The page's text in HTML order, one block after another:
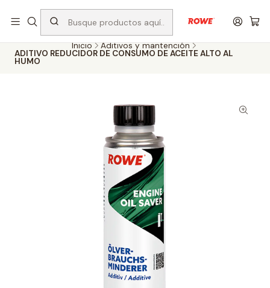
Despacho rápido a todo Chile
Inicio Aditivos y mantención
ADITIVO REDUCIDOR DE CONSUMO DE ACEITE ALTO AL
HUMO